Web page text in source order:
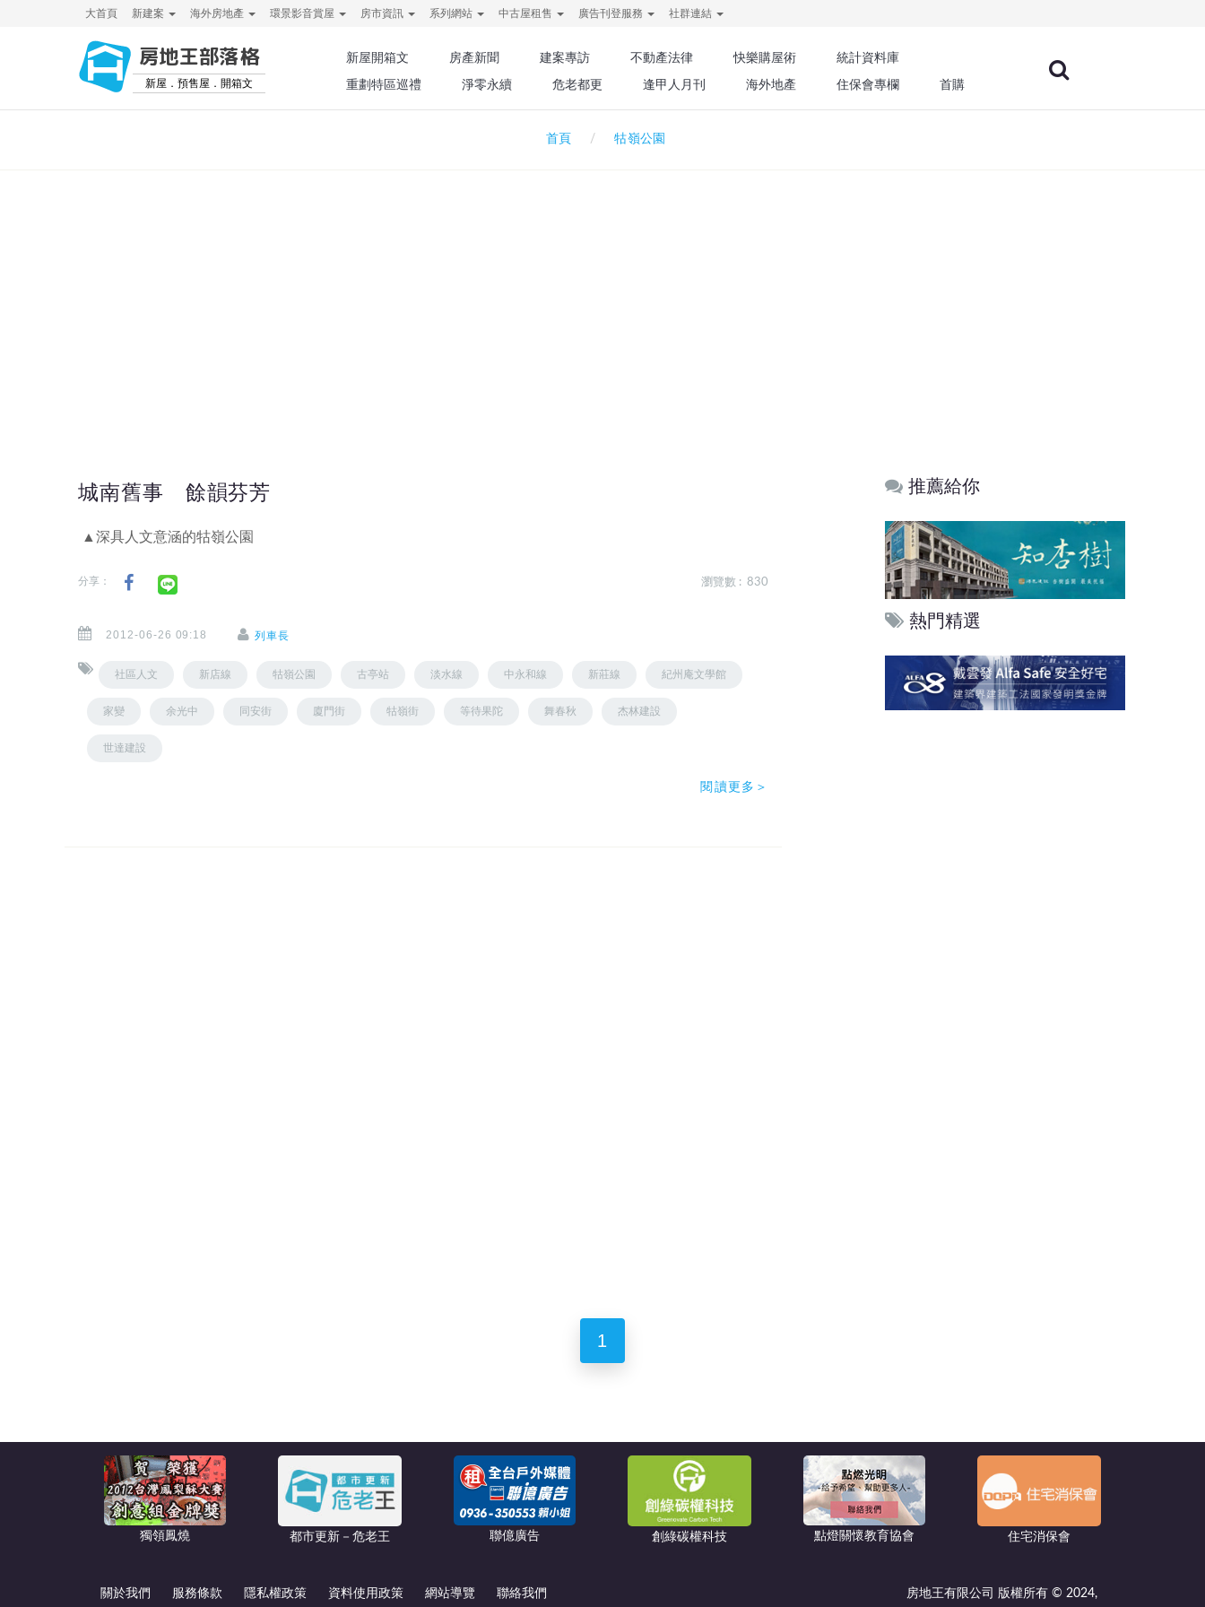
大首頁 新建案 海外房地產 環景影音賞屋 房市資訊 系列網站 中古屋租售 廣告刊登服務 社群連結
房地王部落格
新屋．預售屋．開箱文
新屋開箱文 房產新聞 建案專訪 不動產法律 快樂購屋術
統計資料庫
重劃特區巡禮
淨零永續 危老都更 逢甲人月刊 海外地產 住保會專欄 首購
首頁 牯嶺公園
城南舊事 餘韻芬芳
▲深具人文意涵的牯嶺公園
分享： 瀏覽數 : 830
2012-06-26 09:18 列車長
社區人文 新店線 牯嶺公園 古亭站 淡水線 中永和線 新莊線 紀州庵文學館
家變 余光中 同安街 廈門街 牯嶺街 等待果陀 舞春秋 杰林建設
世達建設
閱讀更多＞
推薦給你
熱門精選
1
獨領鳳燒 都市更新－危老王 聯億廣告 創綠碳權科技 點燈關懷教育協會 住宅消保會
關於我們 服務條款 隱私權政策 資料使用政策 網站導覽 聯絡我們 房地王有限公司 版權所有 © 2024,